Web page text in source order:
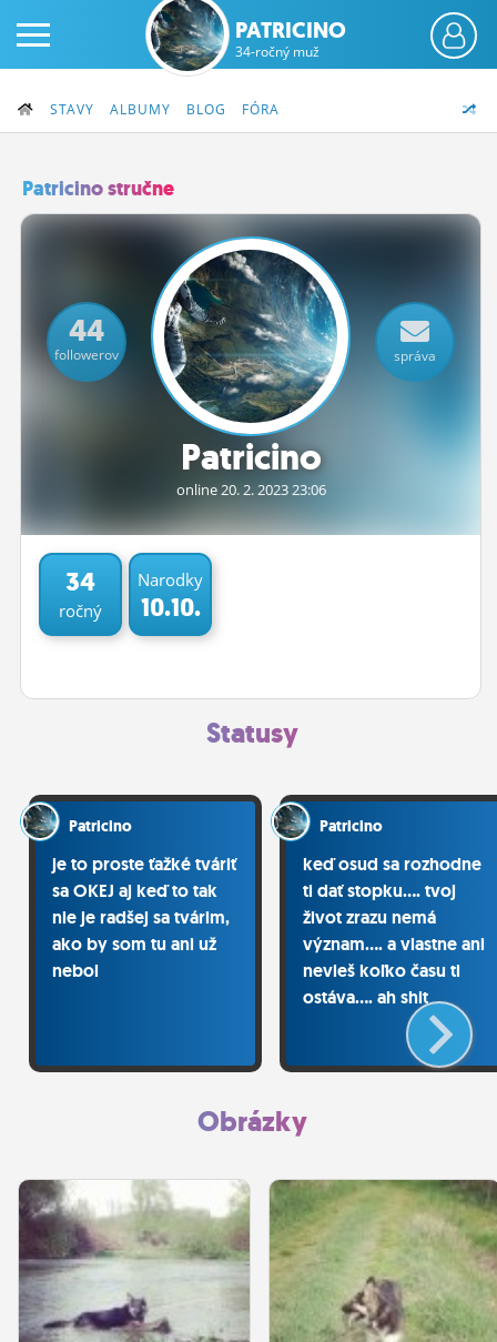
PRIHLÁS SA
ČINŽIAK
FÓRUM
STATUSY
ĽUDIA
MÔJ PROFIL
NASTAVENIA
PATRICINO
34-ročný muž
STAVY ALBUMY BLOG FÓRA
Patricino stručne
Patricino
online 20.2.2023 23:06
44
followerov správa
34
ročný
Narodky
10.10.
Statusy
Patricino
je to proste ťažké tváriť
sa OKEJ aj keď to tak
nie je radšej sa tvárim,
ako by som tu ani už
nebol
Patricino
keď osud sa rozhodne
ti dať stopku.... tvoj
život zrazu nemá
význam.... a vlastne ani
nevieš koľko času ti
ostáva.... ah shit
Obrázky